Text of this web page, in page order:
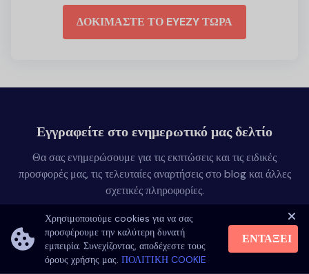
ΔΟΚΙΜΑΣΤΕ ΤΟ EYEZY ΤΩΡΑ
Εγγραφείτε στο ενημερωτικό μας δελτίο
Θα σας ενημερώσουμε για τις εκπτώσεις και τις ειδικές
προσφορές μας, τις τελευταίες αναρτήσεις στο blog και άλλες
σχετικές πληροφορίες.
Με την εγγραφή σας στο ενημερωτικό μας δελτίο, συμφωνείτε
Χρησιμοποιούμε cookies για να σας
προσφέρουμε την καλύτερη δυνατή
εμπειρία. Συνεχίζοντας, αποδέχεστε τους
όρους χρήσης μας. ΠΟΛΙΤΙΚΗ COOKIE
ΕΝΤΆΞΕΙ